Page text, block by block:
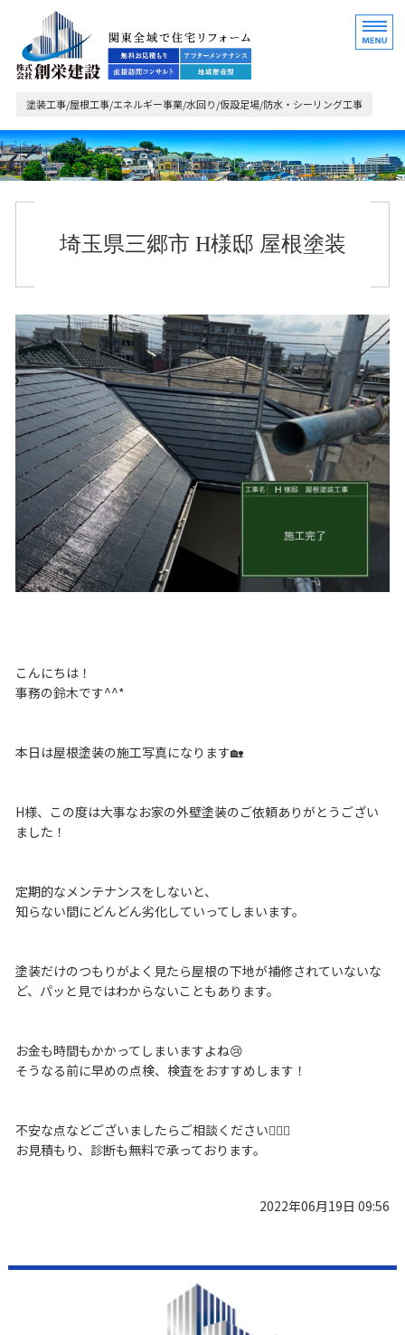
関東全域で住宅リフ
塗装工事/屋根工事/エネルギー事業/水回り/仮設足場/防水・シーリング工事
ホーム
業務内容・ご依頼の流れ
施工事例
お問い合わせ
埼玉県三郷市 H様邸 屋根塗装
こんにちは！
事務の鈴木です^^*
本日は屋根塗装の施工写真になります🏡
H様、この度は大事なお家の外壁塗装のご依頼ありがとうござい
ました！
定期的なメンテナンスをしないと、
知らない間にどんどん劣化していってしまいます。
塗装だけのつもりがよく見たら屋根の下地が補修されていないな
ど、パッと見ではわからないこともあります。
お金も時間もかかってしまいますよね😢
そうなる前に早めの点検、検査をおすすめします！
不安な点などございましたらご相談ください🙆🏽‍♀️
お見積もり、診断も無料で承っております。
2022年06月19日 09:56